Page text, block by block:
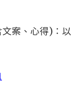
案、心得)：以